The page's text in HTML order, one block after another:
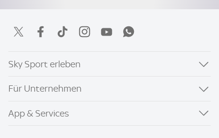
Sky Sport erleben
Für Unternehmen
App & Services